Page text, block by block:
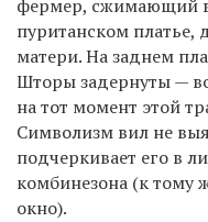
фермер, сжимающий
пуританском
матери. На заднем
Шторы задернуты —
на тот момент этой
Символизм вил не
подчеркивает его в
комбинезона (к тому
окно).